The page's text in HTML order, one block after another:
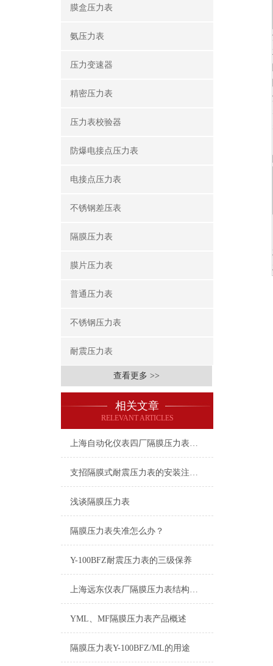
膜盒压力表
氨压力表
压力变速器
精密压力表
压力表校验器
防爆电接点压力表
电接点压力表
不锈钢差压表
隔膜压力表
膜片压力表
普通压力表
不锈钢压力表
耐震压力表
查看更多 >>
相关文章
RELEVANT ARTICLES
上海自动化仪表四厂隔膜压力表在使用的时候需要注意的问题有哪些？
支招隔膜式耐震压力表的安装注意事项
浅谈隔膜压力表
隔膜压力表失准怎么办？
Y-100BFZ耐震压力表的三级保养
上海远东仪表厂隔膜压力表结构原理
YML、MF隔膜压力表产品概述
隔膜压力表Y-100BFZ/ML的用途